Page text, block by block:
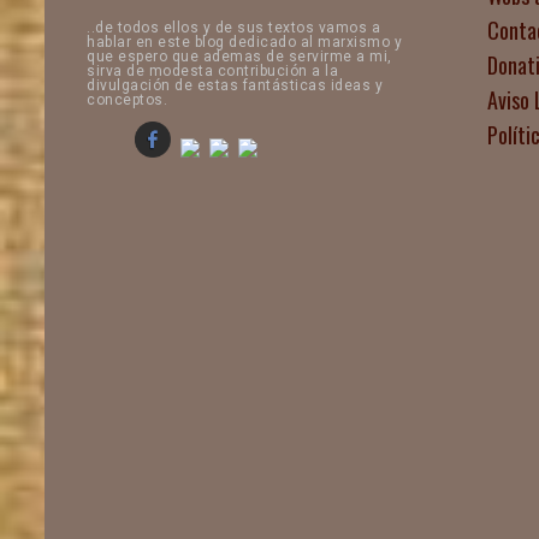
..de todos ellos y de sus textos vamos a
hablar en este blog dedicado al marxismo y
que espero que ademas de servirme a mi,
sirva de modesta contribución a la
divulgación de estas fantásticas ideas y
conceptos.
Aviso